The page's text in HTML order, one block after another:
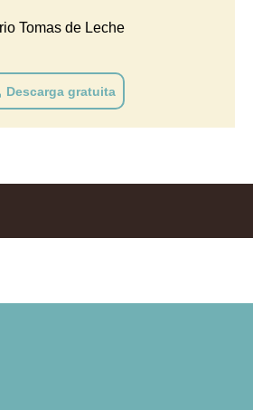
Tomas de Leche
Descarga gratuita